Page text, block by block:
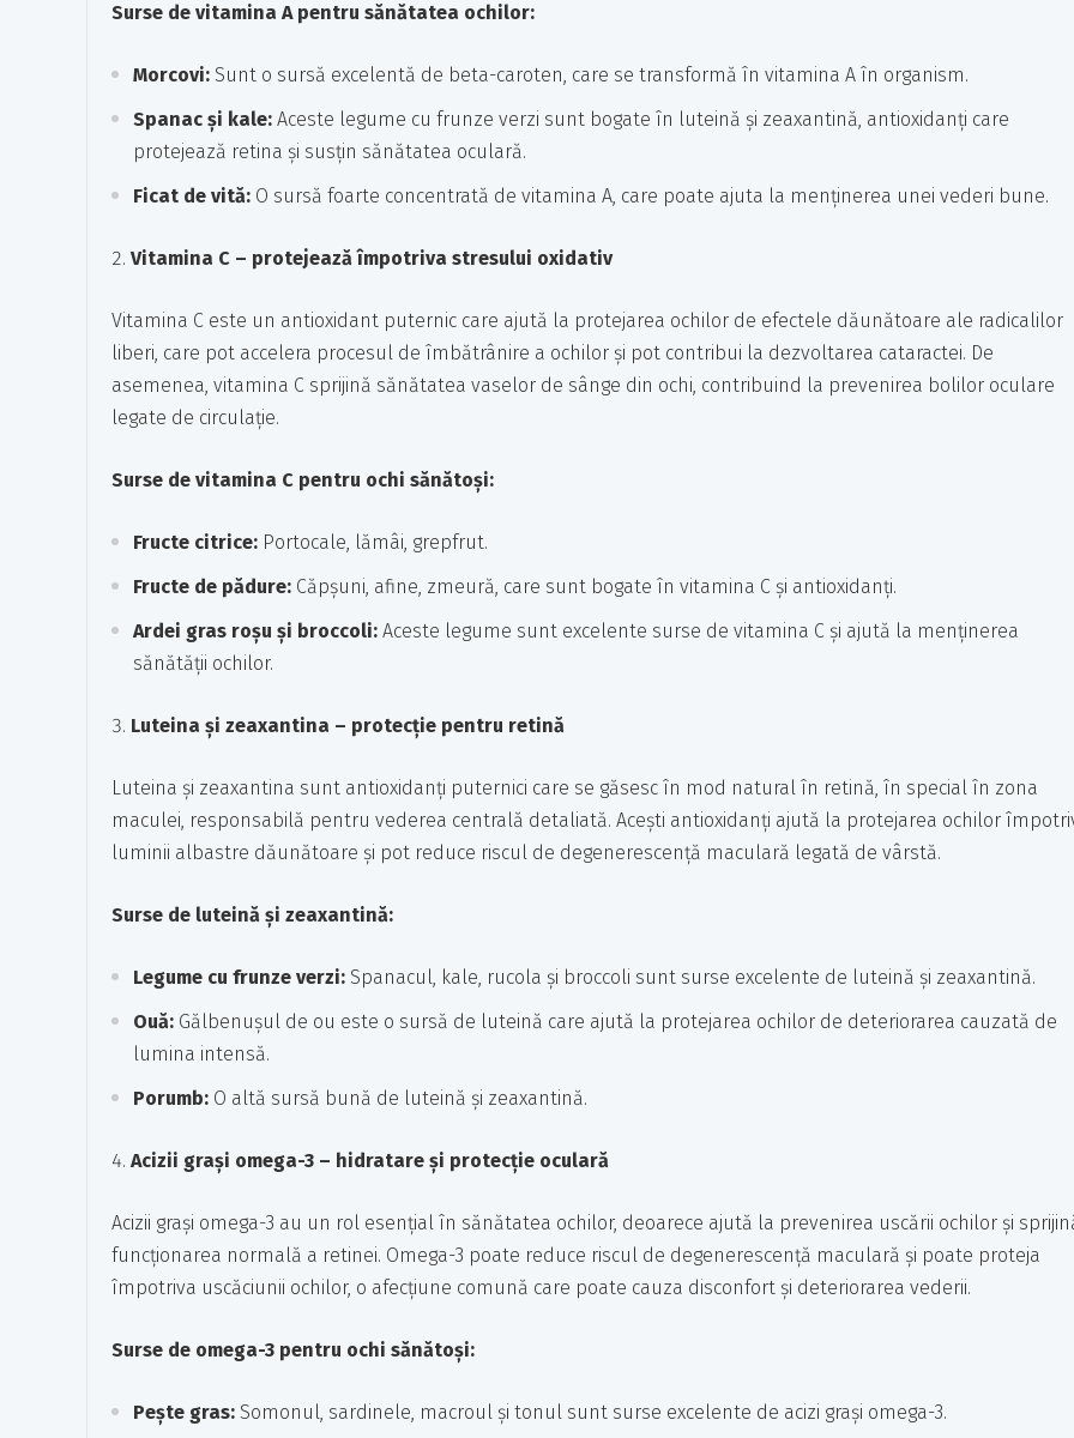
Surse de vitamina A pentru sănătatea ochilor:
Morcovi: Sunt o sursă excelentă de beta-caroten, care se transformă în vitamina A în organism.
Spanac și kale: Aceste legume cu frunze verzi sunt bogate în luteină și zeaxantină, antioxidanți care
protejează retina și susțin sănătatea oculară.
Ficat de vită: O sursă foarte concentrată de vitamina A, care poate ajuta la menținerea unei vederi bune.
Vitamina C – protejează împotriva stresului oxidativ
Vitamina C este un antioxidant puternic care ajută la protejarea ochilor de efectele dăunătoare ale radicalilor
liberi, care pot accelera procesul de îmbătrânire a ochilor și pot contribui la dezvoltarea cataractei. De
asemenea, vitamina C sprijină sănătatea vaselor de sânge din ochi, contribuind la prevenirea bolilor oculare
legate de circulație.
Surse de vitamina C pentru ochi sănătoși:
Fructe citrice: Portocale, lămâi, grepfrut.
Fructe de pădure: Căpșuni, afine, zmeură, care sunt bogate în vitamina C și antioxidanți.
Ardei gras roșu și broccoli: Aceste legume sunt excelente surse de vitamina C și ajută la menținerea
sănătății ochilor.
Luteina și zeaxantina – protecție pentru retină
Luteina și zeaxantina sunt antioxidanți puternici care se găsesc în mod natural în retină, în special în zona
maculei, responsabilă pentru vederea centrală detaliată. Acești antioxidanți ajută la protejarea ochilor
luminii albastre dăunătoare și pot reduce riscul de degenerescență maculară legată de vârstă.
Surse de luteină și zeaxantină:
Legume cu frunze verzi: Spanacul, kale, rucola și broccoli sunt surse excelente de luteină și zeaxantină.
Ouă: Gălbenușul de ou este o sursă de luteină care ajută la protejarea ochilor de deteriorarea cauzată de
lumina intensă.
Porumb: O altă sursă bună de luteină și zeaxantină.
Acizii grași omega-3 – hidratare și protecție oculară
Acizii grași omega-3 au un rol esențial în sănătatea ochilor, deoarece ajută la prevenirea uscării ochilor și
funcționarea normală a retinei. Omega-3 poate reduce riscul de degenerescență maculară și poate proteja
împotriva uscăciunii ochilor, o afecțiune comună care poate cauza disconfort și deteriorarea vederii.
Surse de omega-3 pentru ochi sănătoși:
Pește gras: Somonul, sardinele, macroul și tonul sunt surse excelente de acizi grași omega-3.